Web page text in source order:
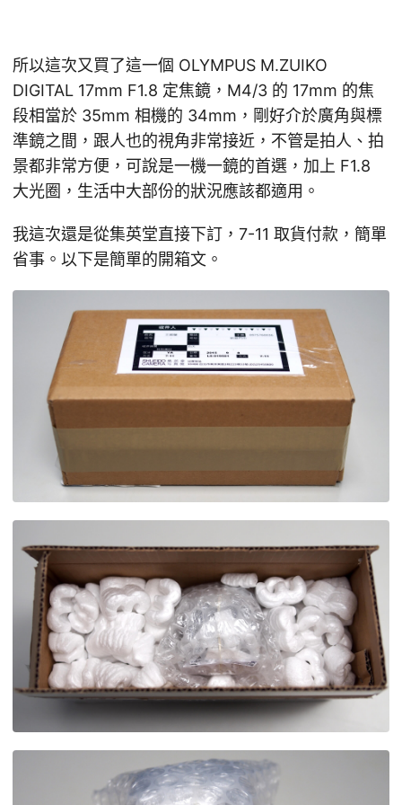
所以這次又買了這一個 OLYMPUS M.ZUIKO
DIGITAL 17mm F1.8 定焦鏡，M4/3 的 17mm 的焦
段相當於 35mm 相機的 34mm，剛好介於廣角與標
準鏡之間，跟人也的視角非常接近，不管是拍人、拍
景都非常方便，可說是一機一鏡的首選，加上 F1.8
大光圈，生活中大部份的狀況應該都適用。
我這次還是從集英堂直接下訂，7-11 取貨付款，簡單
省事。以下是簡單的開箱文。